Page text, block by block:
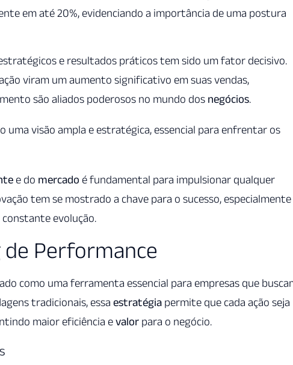
em até 20%, evidenciando a importância de uma postura
e resultados práticos tem sido um fator decisivo.
viram um aumento significativo em suas vendas,
são aliados poderosos no mundo dos negócios.
uma visão ampla e estratégica, essencial para enfrentar os
e do mercado é fundamental para impulsionar qualquer
tem se mostrado a chave para o sucesso,
evolução.
Performance
como uma ferramenta essencial para empresas que
tradicionais, essa estratégia permite que cada ação seja
maior eficiência evalor para o negócio.